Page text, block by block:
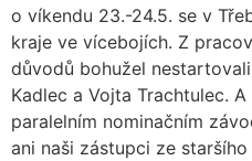
o víkendu 23.-24.5. se v
kraje ve vícebojích. Z
důvodů bohužel
Kadlec a Vojta Trachtulec.
paralelním nominačním
ani naši zástupci ze